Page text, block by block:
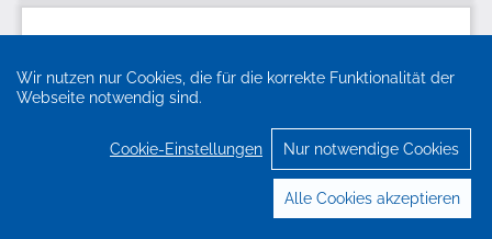
Wir nutzen nur Cookies, die für die korrekte Funktionalität der
Webseite notwendig sind.
Cookie-Einstellungen Nur notwendige Cookies
Alle Cookies akzeptieren